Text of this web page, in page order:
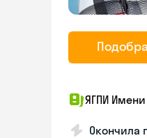
ЯГПИ
Окончила